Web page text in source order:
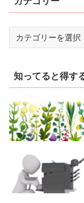
リ
ー
知ってると得す